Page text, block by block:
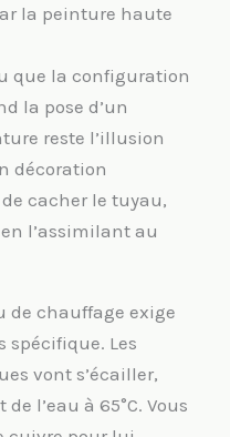
la peinture haute
que la configuration
la pose d’un
reste l’illusion
décoration
de cacher le tuyau,
l’assimilant au
de chauffage exige
spécifique. Les
vont s’écailler,
l’eau à 65°C. Vous